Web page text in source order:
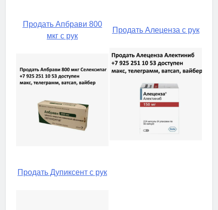
Продать Апбрави 800
мкг с рук
Продать Алеценза с рук
Продать Дупиксент с рук